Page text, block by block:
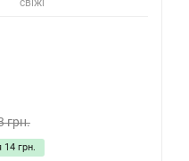
свіжі
грн.
14 грн.